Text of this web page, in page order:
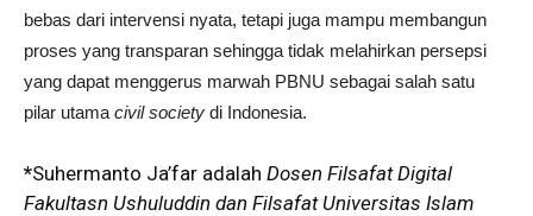
bebas dari intervensi nyata, tetapi juga mampu membangun
proses yang transparan sehingga tidak melahirkan persepsi
yang dapat menggerus marwah PBNU sebagai salah satu
pilar utama civil society di Indonesia.
*Suhermanto Ja’far adalah Dosen Filsafat Digital
Fakultasn Ushuluddin dan Filsafat Universitas Islam